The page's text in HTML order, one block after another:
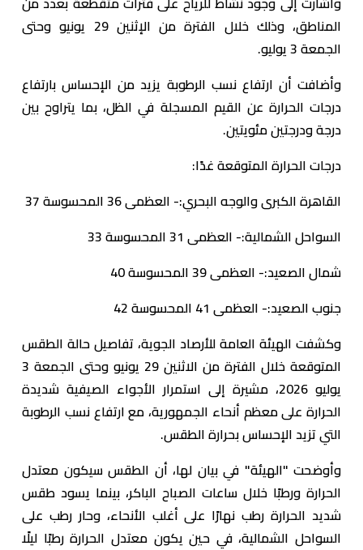
المناطق، وذلك خلال الفترة من الإثنين 29 يونيو وحتى
الجمعة 3 يوليو.
وأضافت أن ارتفاع نسب الرطوبة يزيد من الإحساس بارتفاع
درجات الحرارة عن القيم المسجلة في الظل، بما يتراوح بين
درجة ودرجتين مئويتين.
درجات الحرارة المتوقعة غدًا:
القاهرة الكبرى والوجه البحري:- العظمى 36 المحسوسة 37
السواحل الشمالية:- العظمى 31 المحسوسة 33
شمال الصعيد:- العظمى 39 المحسوسة 40
جنوب الصعيد:- العظمى 41 المحسوسة 42
وكشفت الهيئة العامة للأرصاد الجوية، تفاصيل حالة الطقس
المتوقعة خلال الفترة من الاثنين 29 يونيو وحتى الجمعة 3
يوليو 2026، مشيرة إلى استمرار الأجواء الصيفية شديدة
الحرارة على معظم أنحاء الجمهورية، مع ارتفاع نسب الرطوبة
التي تزيد الإحساس بحرارة الطقس.
وأوضحت "الهيئة" في بيان لها، أن الطقس سيكون معتدل
الحرارة ورطبًا خلال ساعات الصباح الباكر، بينما يسود طقس
شديد الحرارة رطب نهارًا على أغلب الأنحاء، وحار رطب على
السواحل الشمالية، في حين يكون معتدل الحرارة رطبًا ليلًا